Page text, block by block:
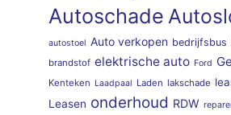
Autoschade
autostoel Auto verkopen bedrijfsbus
brandstof elektrische auto Ford
Kenteken Laadpaal Laden lakschade
Leasen onderhoud RDW